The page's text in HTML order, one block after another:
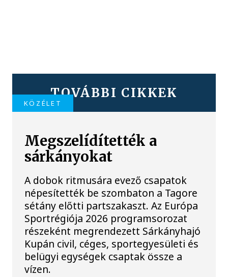
TOVÁBBI CIKKEK
KÖZÉLET
Megszelídítették a
sárkányokat
A dobok ritmusára evező csapatok
népesítették be szombaton a Tagore
sétány előtti partszakaszt. Az Európa
Sportrégiója 2026 programsorozat
részeként megrendezett Sárkányhajó
Kupán civil, céges, sportegyesületi és
belügyi egységek csaptak össze a
vízen.